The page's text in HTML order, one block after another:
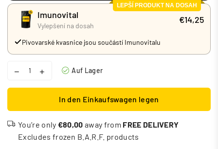
LEPŠÍ PRODUKT NA DOSAH
Imunovital
Vylepšení na dosah
€14,25
Pivovarské kvasnice jsou součástí Imunovitalu
Auf Lager
In den Einkaufswagen legen
You’re only €80,00 away from FREE DELIVERY
Excludes frozen B.A.R.F. products